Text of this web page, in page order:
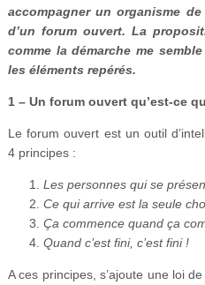
Se
accompagner un organisme
d’un forum ouvert. La
comme la démarche me
les éléments repérés.
1 – Un forum ouvert qu’est-ce
Le forum ouvert est un outil
4 principes :
Les personnes qui se
Ce qui arrive est la seule
Ça commence quand ça
Quand c’est fini, c’est fini !
A ces principes, s’ajoute une loi